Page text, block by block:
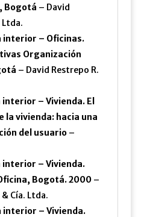
Bogotá – David
Ltda.
– Oficinas.
Organización
– David Restrepo R.
– Vivienda. El
la vivienda: hacia una
del usuario–
– Vivienda.
Bogotá. 2000–
Cía. Ltda.
– Vivienda.